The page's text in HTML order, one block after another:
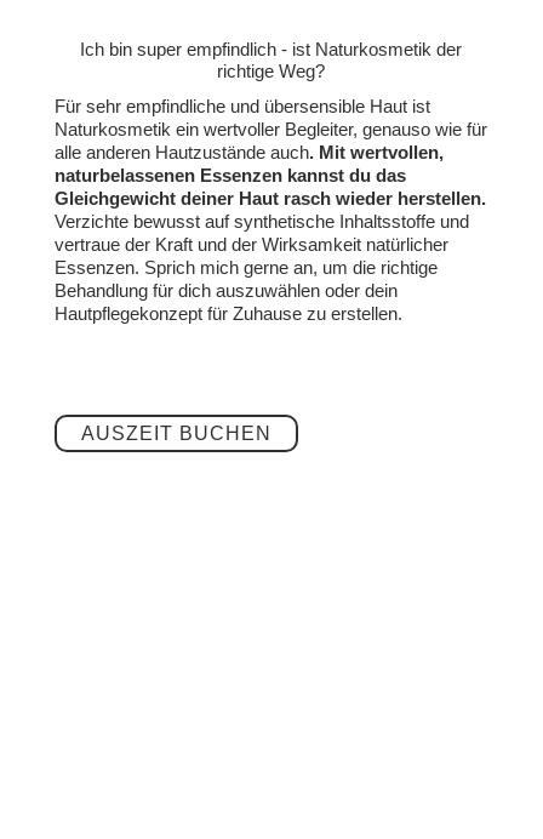
Ich bin super empfindlich - ist Naturkosmetik der
richtige Weg?
Für sehr empfindliche und übersensible Haut ist
Naturkosmetik ein wertvoller Begleiter, genauso wie für
alle anderen Hautzustände auch. Mit wertvollen,
naturbelassenen Essenzen kannst du das
Gleichgewicht deiner Haut rasch wieder herstellen.
Verzichte bewusst auf synthetische Inhaltsstoffe und
vertraue der Kraft und der Wirksamkeit natürlicher
Essenzen. Sprich mich gerne an, um die richtige
Behandlung für dich auszuwählen oder dein
Hautpflegekonzept für Zuhause zu erstellen.
AUSZEIT BUCHEN